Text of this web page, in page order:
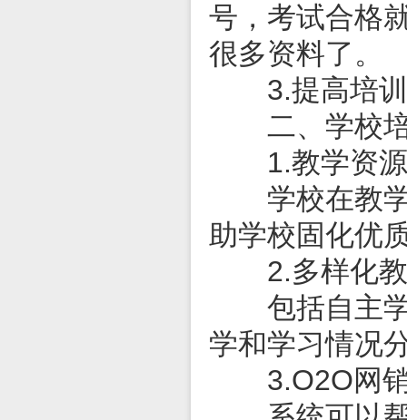
号，考试合格
很多资料了。
3.提高培训
二、学校
1.教学资源
学校在教学
助学校固化优
2.多样化教
包括自主学
学和学习情况
3.O2O网销